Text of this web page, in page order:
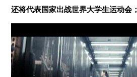
还将代表国家出战世界大学生运动会；